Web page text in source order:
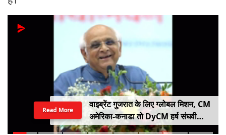
वाइब्रेंट गुजरात के लिए ग्लोबल मिशन, CM
अमेरिका-कनाडा तो DyCM हर्ष संघवी
संभालेंगे जापान-यूरोप का मोर्चा
Read More